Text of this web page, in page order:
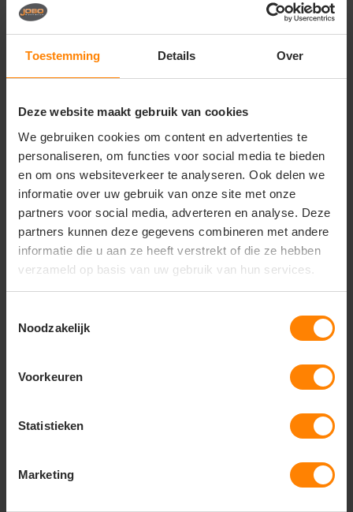
Toestemming Details Over
Deze website maakt gebruik van cookies
We gebruiken cookies om content en advertenties te
personaliseren, om functies voor social media te bieden
en om ons websiteverkeer te analyseren. Ook delen we
informatie over uw gebruik van onze site met onze
partners voor social media, adverteren en analyse. Deze
partners kunnen deze gegevens combineren met andere
informatie die u aan ze heeft verstrekt of die ze hebben
verzameld op basis van uw gebruik van hun services.
Noodzakelijk
Voorkeuren
Statistieken
Marketing
Vragen? Neem contact
op met onze
call +31(0)418 511 972
mail info@jobopromotions.nl
store Bezoek onze showroom:
Provincialeweg 59 - Velddriel
Dit vind je misschien ook leuk
Items van productcarrousel
ROLY